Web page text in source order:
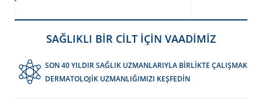
SAĞLIKLI BİR CİLT İÇİN VAADİMİZ
SON 40 YILDIR SAĞLIK UZMANLARIYLA BİRLİKTE ÇALIŞMAK
DERMATOLOJİK UZMANLIĞIMIZI KEŞFEDİN